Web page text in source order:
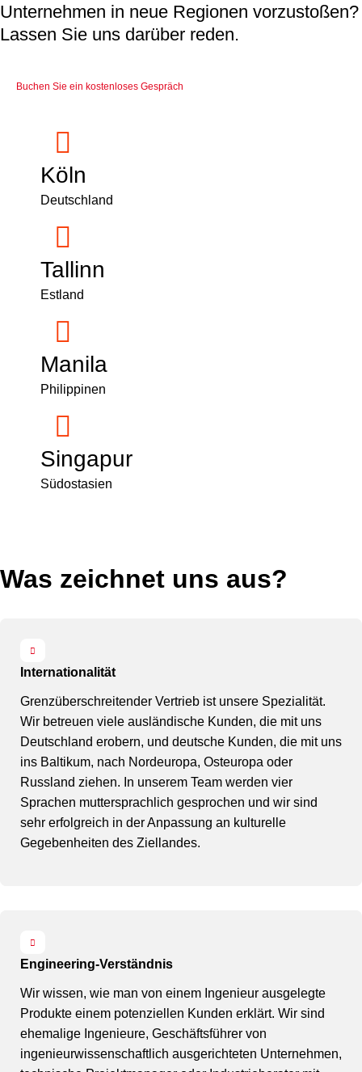
Unternehmen in neue Regionen vorzustoßen?
Lassen Sie uns darüber reden.
Buchen Sie ein kostenloses Gespräch
Köln
Deutschland
Tallinn
Estland
Manila
Philippinen
Singapur
Südostasien
Was zeichnet uns aus?
Internationalität
Grenzüberschreitender Vertrieb ist unsere Spezialität.
Wir betreuen viele ausländische Kunden, die mit uns
Deutschland erobern, und deutsche Kunden, die mit uns
ins Baltikum, nach Nordeuropa, Osteuropa oder
Russland ziehen. In unserem Team werden vier
Sprachen muttersprachlich gesprochen und wir sind
sehr erfolgreich in der Anpassung an kulturelle
Gegebenheiten des Ziellandes.
Engineering-Verständnis
Wir wissen, wie man von einem Ingenieur ausgelegte
Produkte einem potenziellen Kunden erklärt. Wir sind
ehemalige Ingenieure, Geschäftsführer von
ingenieurwissenschaftlich ausgerichteten Unternehmen,